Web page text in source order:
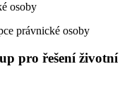
osoby
právnické osoby
pro řešení životní